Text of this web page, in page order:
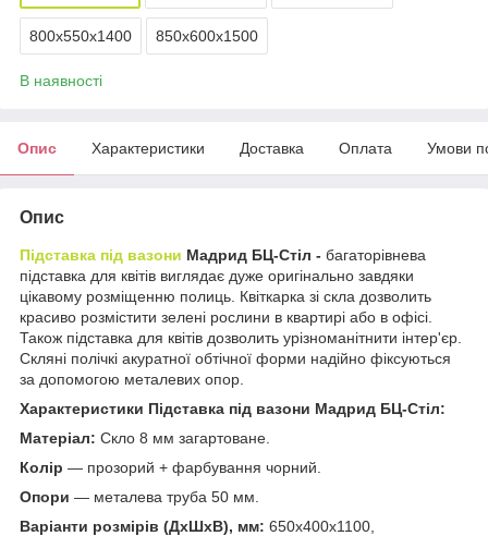
800х550х1400 850х600х1500
В наявності
Опис Характеристики Доставка Оплата Умови
Опис
Підставка під вазони Мадрид БЦ-Стіл - багаторівнева
підставка для квітів виглядає дуже оригінально завдяки
цікавому розміщенню полиць. Квіткарка зі скла дозволить
красиво розмістити зелені рослини в квартирі або в офісі.
Також підставка для квітів дозволить урізноманітнити інтер'єр.
Скляні полічкі акуратної обтічної форми надійно фіксуються
за допомогою металевих опор.
Характеристики Підставка під вазони Мадрид БЦ-Стіл:
Матеріал: Скло 8 мм загартоване.
Колір ― прозорий + фарбування чорний.
Опори ― металева труба 50 мм.
Варіанти розмірів (ДхШхВ), мм: 650х400х1100,